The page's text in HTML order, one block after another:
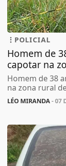
POLICIAL
Homem de
capotar na
Homem de 38
na zona rural
LÉO MIRANDA- 07